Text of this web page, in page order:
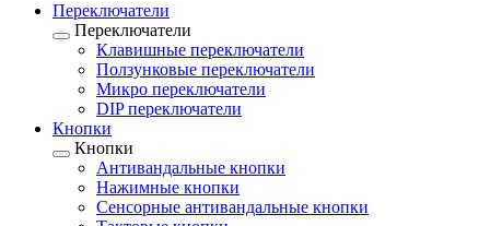
Переключатели
Переключатели
Клавишные переключатели
Ползунковые переключатели
Микро переключатели
DIP переключатели
Кнопки
Кнопки
Антивандальные кнопки
Нажимные кнопки
Сенсорные антивандальные кнопки